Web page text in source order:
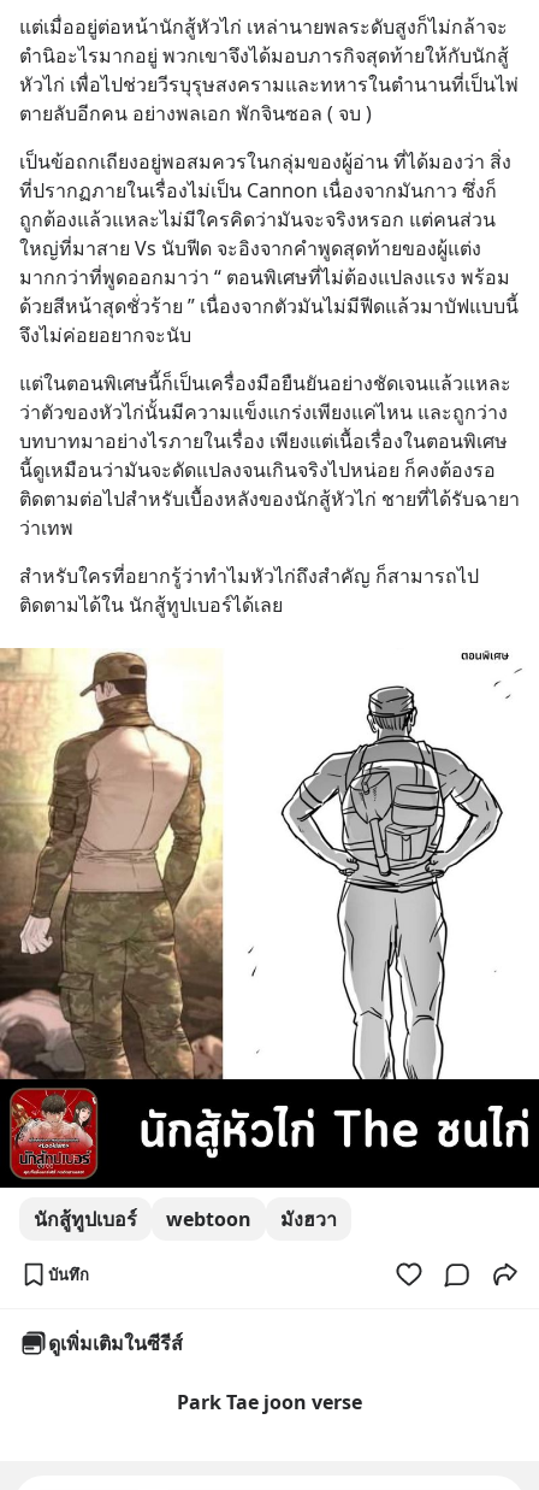
แต่เมื่ออยู่ต่อหน้านักสู้หัวไก่ เหล่านายพลระดับสูงก็ไม่กล้าจะ
ตำนิอะไรมากอยู่ พวกเขาจึงได้มอบภารกิจสุดท้ายให้กับนักสู้
หัวไก่ เพื่อไปช่วยวีรบุรุษสงครามและทหารในตำนานที่เป็นไพ่
ตายลับอีกคน อย่างพลเอก พักจินซอล ( จบ )
เป็นข้อถกเถียงอยู่พอสมควรในกลุ่มของผู้อ่าน ที่ได้มองว่า สิ่ง
ที่ปรากฏภายในเรื่องไม่เป็น Cannon เนื่องจากมันกาว ซึ่งก็
ถูกต้องแล้วแหละไม่มีใครคิดว่ามันจะจริงหรอก แต่คนส่วน
ใหญ่ที่มาสาย Vs นับฟีด จะอิงจากคำพูดสุดท้ายของผู้แต่ง
มากกว่าที่พูดออกมาว่า “ ตอนพิเศษที่ไม่ต้องแปลงแรง พร้อม
ด้วยสีหน้าสุดชั่วร้าย ” เนื่องจากตัวมันไม่มีฟีดแล้วมาบัฟแบบนี้
จึงไม่ค่อยอยากจะนับ
แต่ในตอนพิเศษนี้ก็เป็นเครื่องมือยืนยันอย่างชัดเจนแล้วแหละ
ว่าตัวของหัวไก่นั้นมีความแข็งแกร่งเพียงแค่ไหน และถูกว่าง
บทบาทมาอย่างไรภายในเรื่อง เพียงแต่เนื้อเรื่องในตอนพิเศษ
นี้ดูเหมือนว่ามันจะดัดแปลงจนเกินจริงไปหน่อย ก็คงต้องรอ
ติดตามต่อไปสำหรับเบื้องหลังของนักสู้หัวไก่ ชายที่ได้รับฉายา
ว่าเทพ
สำหรับใครที่อยากรู้ว่าทำไมหัวไก่ถึงสำคัญ ก็สามารถไป
ติดตามได้ใน นักสู้ทูปเบอร์ได้เลย
นักสู้ทูปเบอร์ webtoon มังฮวา
บันทึก
ดูเพิ่มเติมในซีรีส์
Park Tae joon verse